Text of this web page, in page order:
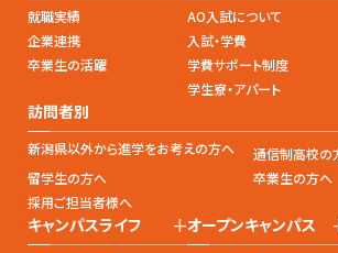
就職実績
企業連携
卒業生の活躍
AO入試について
入試・学費
学費サポート制度
学生寮・アパート
訪問者別
新潟県以外から進学をお考えの方へ
通信制高校の
留学生の方へ
卒業生の方へ
採用ご担当者様へ
キャンパスライフ +オープンキャンパス